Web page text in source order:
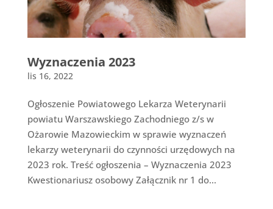
Wyznaczenia 2023
lis 16, 2022
Ogłoszenie Powiatowego Lekarza Weterynarii
powiatu Warszawskiego Zachodniego z/s w
Ożarowie Mazowieckim w sprawie wyznaczeń
lekarzy weterynarii do czynności urzędowych na
2023 rok. Treść ogłoszenia – Wyznaczenia 2023
Kwestionariusz osobowy Załącznik nr 1 do...